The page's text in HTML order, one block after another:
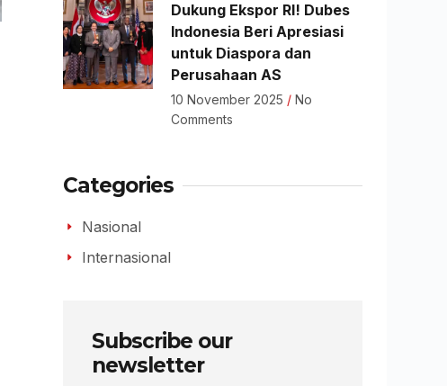
Dukung Ekspor RI! Dubes
Indonesia Beri Apresiasi
untuk Diaspora dan
Perusahaan AS
10 November 2025
No
Comments
Categories
Nasional
Internasional
Subscribe our
newsletter